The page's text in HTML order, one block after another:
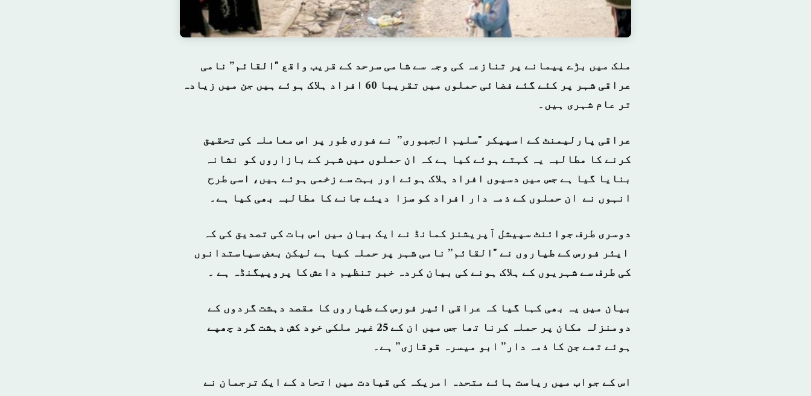
ملک میں بڑے پیمانے پر تنازعہ کی وجہ سے شامی سرحد کے قریب واقع "القائم” نامی
عراقی شہر پر کئے گئے فضائی حملوں میں تقریبا 60 افراد ہلاک ہوئے ہیں جن میں زیادہ
تر عام شہری ہیں۔
عراقی پارلیمنٹ کے اسپیکر "سلیم الجبوری” نے فوری طور پر اس معاملہ کی تحقیق
کرنے کا مطالبہ یہ کہتے ہوئے کیا ہے کہ ان حملوں میں شہر کے بازاروں کو نشانہ
بنایا گیا ہے جس میں دسیوں افراد ہلاک ہوئے اور بہت سے زخمی ہوئے ہیں، اسی طرح
انہوں نے ان حملوں کے ذمہ دار افراد کو سزا دیئے جانے کا مطالبہ بھی کیا ہے۔
دوسری طرف جوائنٹ سپیشل آپریشنز کمانڈ نے ایک بیان میں اس بات کی تصدیق کی کہ
ایئر فورس کے طیاروں نے "القائم” نامی شہر پر حملہ کیا ہے لیکن بعض سیاستدانوں
کی طرف سے شہریوں کے ہلاک ہونے کی بیان کردہ خبر تنظیم داعش کا پروپیگنڈہ ہے ۔
بیان میں یہ بھی کہا گیا کہ عراقی ائیر فورس کے طیاروں کا مقصد دہشت گردوں کے
دومنزلہ مکان پر حملہ کرنا تھا جس میں ان کے 25 غیر ملکی خود کش دہشت گرد چھپے
ہوئے تھے جن کا ذمہ دار” ابو میسرہ قوقازی” ہے۔
اس کے جواب میں ریاست ہائے متحدہ امریکہ کی قیادت میں اتحاد کے ایک ترجمان نے